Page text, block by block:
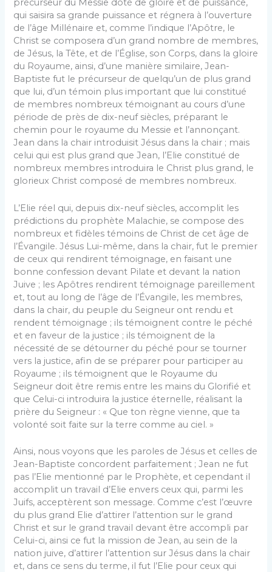
précurseur du Messie doté de gloire et de puissance,
qui saisira sa grande puissance et régnera à l’ouverture
de l’âge Millénaire et, comme l’indique l’Apôtre, le
Christ se composera d’un grand nombre de membres,
de Jésus, la Tête, et de l’Église, son Corps, dans la gloire
du Royaume, ainsi, d’une manière similaire, Jean-
Baptiste fut le précurseur de quelqu’un de plus grand
que lui, d’un témoin plus important que lui constitué
de membres nombreux témoignant au cours d’une
période de près de dix-neuf siècles, préparant le
chemin pour le royaume du Messie et l’annonçant.
Jean dans la chair introduisit Jésus dans la chair ; mais
celui qui est plus grand que Jean, l’Elie constitué de
nombreux membres introduira le Christ plus grand, le
glorieux Christ composé de membres nombreux.
L’Elie réel qui, depuis dix-neuf siècles, accomplit les
prédictions du prophète Malachie, se compose des
nombreux et fidèles témoins de Christ de cet âge de
l’Évangile. Jésus Lui-même, dans la chair, fut le premier
de ceux qui rendirent témoignage, en faisant une
bonne confession devant Pilate et devant la nation
Juive ; les Apôtres rendirent témoignage pareillement
et, tout au long de l’âge de l’Évangile, les membres,
dans la chair, du peuple du Seigneur ont rendu et
rendent témoignage ; ils témoignent contre le péché
et en faveur de la justice ; ils témoignent de la
nécessité de se détourner du péché pour se tourner
vers la justice, afin de se préparer pour participer au
Royaume ; ils témoignent que le Royaume du
Seigneur doit être remis entre les mains du Glorifié et
que Celui-ci introduira la justice éternelle, réalisant la
prière du Seigneur : « Que ton règne vienne, que ta
volonté soit faite sur la terre comme au ciel. »
Ainsi, nous voyons que les paroles de Jésus et celles de
Jean-Baptiste concordent parfaitement ; Jean ne fut
pas l’Elie mentionné par le Prophète, et cependant il
accomplit un travail d’Elie envers ceux qui, parmi les
Juifs, acceptèrent son message. Comme c’est l’œuvre
du plus grand Elie d’attirer l’attention sur le grand
Christ et sur le grand travail devant être accompli par
Celui-ci, ainsi ce fut la mission de Jean, au sein de la
nation juive, d’attirer l’attention sur Jésus dans la chair
et, dans ce sens du terme, il fut l’Elie pour ceux qui